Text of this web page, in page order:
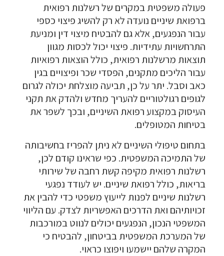
פעולה משפטית במקרים של רשלנות רפואית
ברפואת שיניים נועדה לא רק להשיג פיצוי כספי
עבור הנפגעים, אלא גם להבטיח מיצוי דין ומניעת
התרחשויות עתידיות. פיצוי יכול לכסות מגוון
תוצאות מרשלנות רפואית, כולל הוצאות רפואיות
עבור הליכים מתקנים, הפסדי שכר ופיצויים בגין
כאב וסבל. יתר על כן, תביעה מוצלחת יכולה לגרום
לגופים רגולטוריים להעריך מחדש ולהדק את תקני
העיסוק במקצוע רפואת השיניים, ובכך לשפר את
בטיחות המטופלים.
בתחום טיפולי השיניים לא ניתן להפריז בחשיבותה
של התמיכה המשפטית. כפי שראינו קודם לכן,
רשלנות רפואית מקיפה קשת רחבה של שירותי
בריאות, כולל רפואת שיניים. יש לעודד נפגעי
רשלנות שיניים לפנות לייעוץ משפטי כדי להבין את
זכויותיהם ואת הדרכים האפשריות לצדק. עם הליווי
המשפטי הנכון, הנפגעים יכולים לנווט במורכבות
של המערכת המשפטית בביטחון, להבטיח כי
המקרה שלהם יישמעו ויפוצו כראוי.